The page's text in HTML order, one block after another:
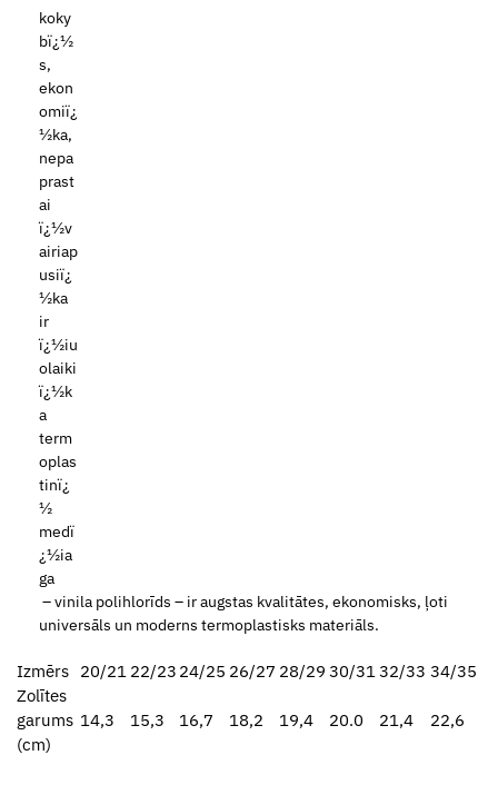
– vinila polihlorīds – ir augstas kvalitātes, ekonomisks, ļoti
universāls un moderns termoplastisks materiāls.
Izmērs 20/21 22/23 24/25 26/27 28/29 30/3132/33 34/35
Zolītes
garums
(cm)
14,3 15,3 16,7 18,2 19,4 20.0 21,4 22,6